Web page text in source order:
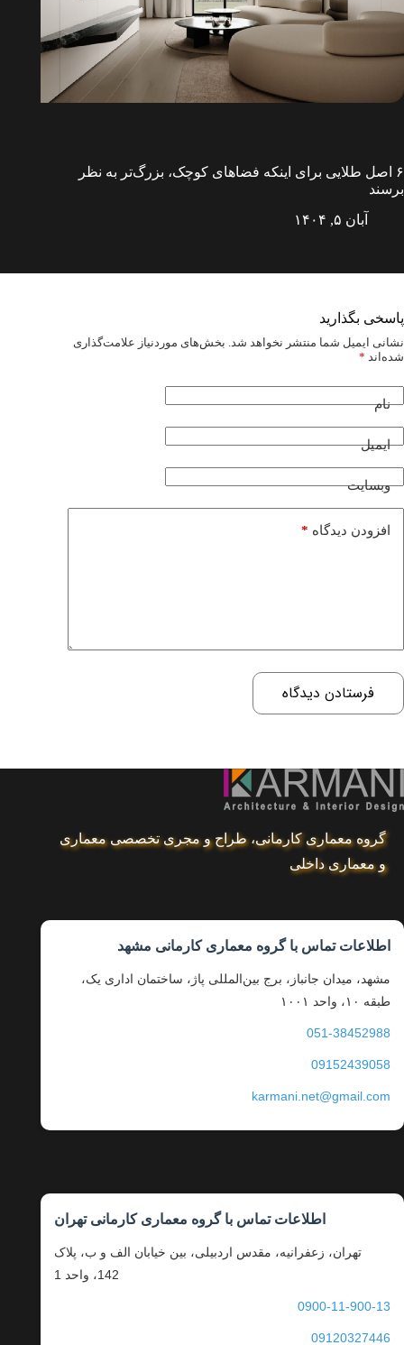
۶ اصل طلایی برای اینکه فضاهای کوچک، بزرگ‌تر به نظر
برسند
آبان ۵, ۱۴۰۴
پاسخی بگذارید
نشانی ایمیل شما منتشر نخواهد شد. بخش‌های موردنیاز علامت‌گذاری
شده‌اند *
نام
ایمیل
وبسایت
افزودن دیدگاه *
فرستادن دیدگاه
گروه معماری کارمانی، طراح و مجری تخصصی معماری
و معماری داخلی
اطلاعات تماس با گروه معماری کارمانی مشهد
مشهد، میدان جانباز، برج بین‌المللی پاژ، ساختمان اداری یک،
طبقه ۱۰، واحد ۱۰۰۱
051-38452988
09152439058
karmani.net@gmail.com
اطلاعات تماس با گروه معماری کارمانی تهران
تهران، زعفرانیه، مقدس اردبیلی، بین خیابان الف و ب، پلاک
142، واحد 1
0900-11-900-13
09120327446